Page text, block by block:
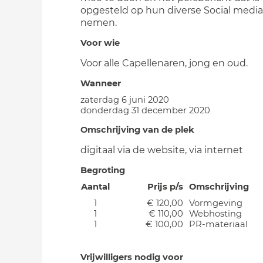
opgesteld op hun diverse Social
nemen.
Voor wie
Voor alle Capellenaren, jong en oud.
Wanneer
zaterdag 6 juni 2020
donderdag 31 december 2020
Omschrijving van de plek
digitaal via de website, via internet
Begroting
Aantal
Prijs p/s Omschrijving
1
€ 120,00
Vormgeving
1
€ 110,00
Webhosting
1
€ 100,00 PR-materiaal
Vrijwilligers nodig voor